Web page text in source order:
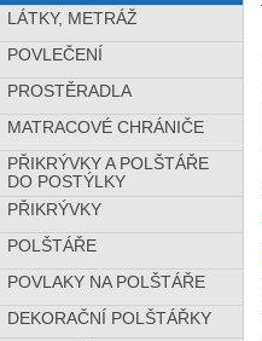
LÁTKY, METRÁŽ
POVLEČENÍ
PROSTĚRADLA
MATRACOVÉ CHRÁNIČE
PŘIKRÝVKY A POLŠTÁŘE
DO POSTÝLKY
PŘIKRÝVKY
POLŠTÁŘE
POVLAKY NA POLŠTÁŘE
DEKORAČNÍ POLŠTÁŘKY